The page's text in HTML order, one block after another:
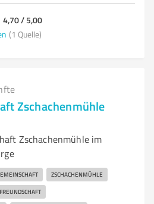
4,70 / 5,00
(1 Quelle)
Zschachenmühle
Zschachenmühle im
ZSCHACHENMÜHLE